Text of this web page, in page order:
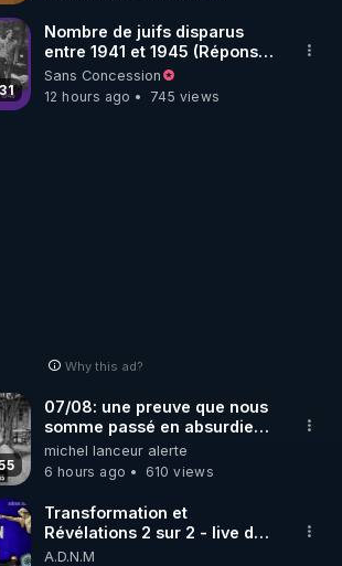
bestofcomputer
bestofcomputer
POUR SOUTENIR MON
PUBLIC AVEC MES LIVE
& ODYSEE &
& VK & RUMBLE &
& TWITCH &
dons
Nombre de juifs disparus
entre 1941 et 1945 (Réponse
à mes accusateurs)
Sans Concession
12 hours ago
745 views
Why this ad?
07/08: une preuve que nous
somme passé en absurdie
une dictature qui veut faire
taire ses opposant !
michel lanceur alerte
6 hours ago
610 views
Transformation et
Révélations 2 sur 2 - live du
07/08/26
A.D.N.M